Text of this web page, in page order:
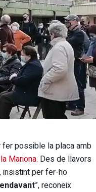
fer possible la placa amb
Mariona. Des de llavors
insistint per fer-ho
”, reconeix